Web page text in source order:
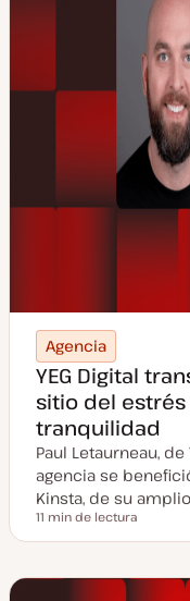
Agencia
YEG Digital
sitio del
tranquilidad
Paul Letaurneau,
agencia se
Kinsta, de su
Tiempo de lectura
11 min de lectura